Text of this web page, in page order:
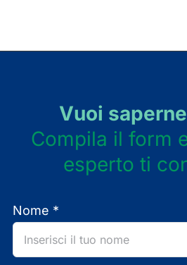
Vuoi
Compila il form
esperto ti
Nome *